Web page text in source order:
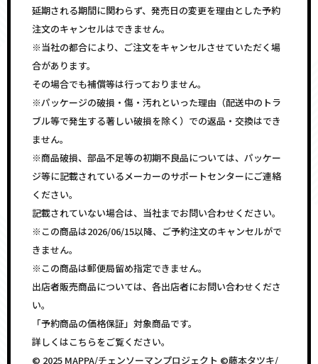
延期される期間に関わらず、発売日の変更を理由とした予約
注文のキャンセルはできません。
※当社の都合により、ご注文をキャンセルさせていただく場
合があります。
その場合でも補償等は行っておりません。
※パッケージの破損・傷・汚れといった理由（配送中のトラ
ブル等で発生する著しい破損を除く）での返品・交換はでき
ません。
※商品破損、部品不足等の初期不良品については、パッケー
ジ等に記載されているメーカーのサポートセンターにご連絡
ください。
記載されていない場合は、当社までお問い合わせください。
※この商品は2026/06/15以降、ご予約注文のキャンセルがで
きません。
※この商品は郵便局留め指定できません。
出店者販売商品については、各出店者にお問い合わせくださ
い。
「予約商品の価格保証」対象商品です。
詳しくはこちらをご覧ください。
© 2025 MAPPA/チェンソーマンプロジェクト ©藤本タツキ/